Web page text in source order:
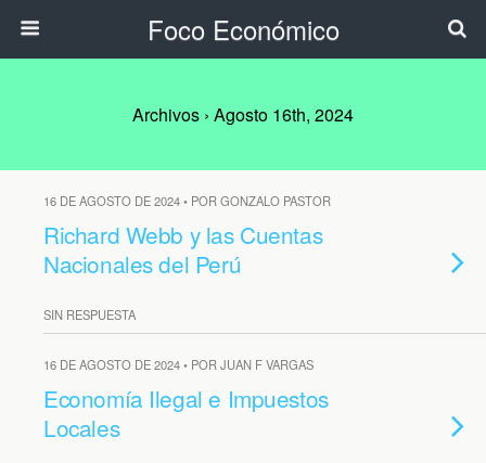
Foco Económico
Archivos › Agosto 16th, 2024
16 DE AGOSTO DE 2024 • POR GONZALO PASTOR
Richard Webb y las Cuentas
Nacionales del Perú
SIN RESPUESTA
16 DE AGOSTO DE 2024 • POR JUAN F VARGAS
Economía Ilegal e Impuestos
Locales